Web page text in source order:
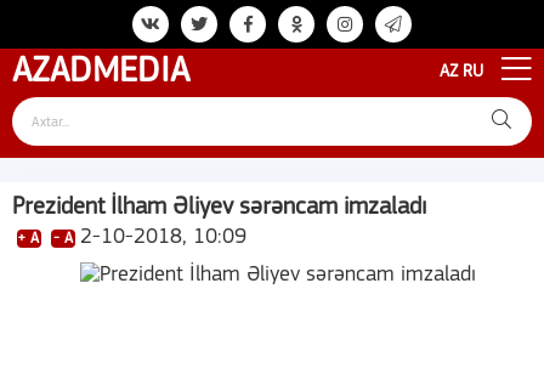
AZADMEDIA AZ RU
Prezident İlham Əliyev sərəncam imzaladı
+ A - A 2-10-2018, 10:09